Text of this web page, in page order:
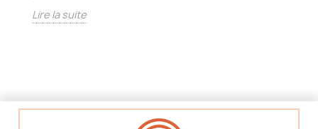
Lire la suite